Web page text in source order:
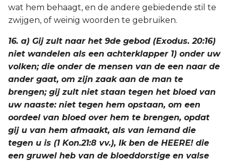
wat hem behaagt, en de andere gebiedende stil te
zwijgen, of weinig woorden te gebruiken.
16. a) Gij zult naar het 9de gebod (Exodus. 20:16)
niet wandelen als een achterklapper 1) onder uw
volken; die onder de mensen van de een naar de
ander gaat, om zijn zaak aan de man te
brengen; gij zult niet staan tegen het bloed van
uw naaste: niet tegen hem opstaan, om een
oordeel van bloed over hem te brengen, opdat
gij u van hem afmaakt, als van iemand die
tegen u is (1 Kon.21:8 vv.), Ik ben de HEERE! die
een gruwel heb van de bloeddorstige en valse